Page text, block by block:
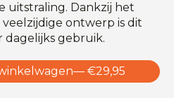
uitstraling. Dankzij het
ontwerp is dit
dagelijks gebruik.
— €29,95